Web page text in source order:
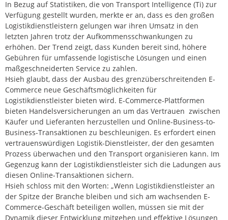
In Bezug auf Statistiken, die von Transport Intelligence (Ti) zur
Verfügung gestellt wurden, merkte er an, dass es den großen
Logistikdienstleistern gelungen war ihren Umsatz in den
letzten Jahren trotz der Aufkommensschwankungen zu
erhöhen. Der Trend zeigt, dass Kunden bereit sind, höhere
Gebühren für umfassende logistische Lösungen und einen
maßgeschneiderten Service zu zahlen.
Hsieh glaubt, dass der Ausbau des grenzüberschreitenden E-
Commerce neue Geschäftsmöglichkeiten für
Logistikdienstleister bieten wird. E-Commerce-Plattformen
bieten Handelsversicherungen an um das Vertrauen zwischen
Käufer und Lieferanten herzustellen und Online-Business-to-
Business-Transaktionen zu beschleunigen. Es erfordert einen
vertrauenswürdigen Logistik-Dienstleister, der den gesamten
Prozess überwachen und den Transport organisieren kann. Im
Gegenzug kann der Logistikdienstleister sich die Ladungen aus
diesen Online-Transaktionen sichern.
Hsieh schloss mit den Worten: „Wenn Logistikdienstleister an
der Spitze der Branche bleiben und sich am wachsenden E-
Commerce-Geschäft beteiligen wollen, müssen sie mit der
Dynamik dieser Entwicklung mitgehen und effektive Lösungen